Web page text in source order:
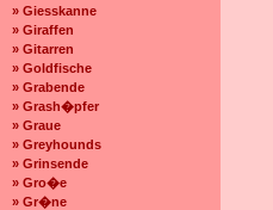
» Giesskanne
» Giraffen
» Gitarren
» Goldfische
» Grabende
» Grash�pfer
» Graue
» Greyhounds
» Grinsende
» Gro�e
» Gr�ne